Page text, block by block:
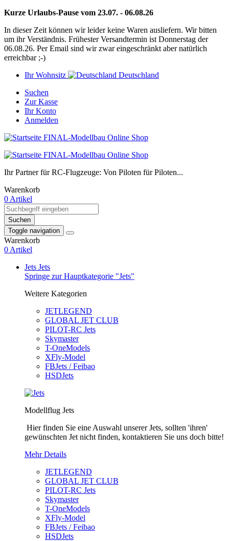
Kurze Urlaubs-Pause vom 23.07. - 06.08.26
In dieser Zeit können wir leider keine Waren ausliefern. Wir bitten
um ihr Verständnis. Frühester Versandtermin ist Donnerstag der
06.08.26. Per Email sind wir zwar eingeschränkt aber natürlich
erreichbar ;-)
Ihr Wohnsitz
Deutschland
Suchen
Zur Kasse
Ihr Konto
Anmelden
Ihr Partner für RC-Flugzeuge: Von Piloten für Piloten...
Warenkorb
0 Artikel
Suchen
Toggle navigation
Warenkorb
0 Artikel
Jets Jets
Springe zur Hauptkategorie "Jets"
Weitere Kategorien
JETLEGEND
GLOBAL JET CLUB
PILOT-RC Jets
Skymaster
T-OneModels
XFly-Model
FBJets / Feibao
HSDJets
Modellflug Jets
Hier finden Sie eine Auswahl unserer Jets, sollten 'ihren'
gewünschten Jet nicht finden, kontaktieren Sie uns doch bitte!
Mehr Details
JETLEGEND
GLOBAL JET CLUB
PILOT-RC Jets
Skymaster
T-OneModels
XFly-Model
FBJets / Feibao
HSDJets